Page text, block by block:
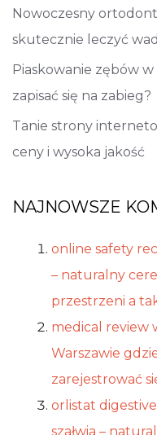
Nowoczesny
skutecznie leczyć
Piaskowanie zębów
zapisać się na zabieg?
Tanie strony
ceny i wysoka jakość
NAJNOWSZE
online safety
– naturalny
przestrzeni a
medical review
Warszawie
zarejestrować
orlistat
szałwia –